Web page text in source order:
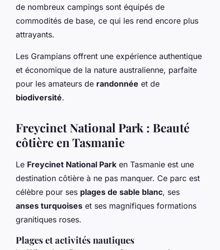
de nombreux campings sont équipés de
commodités de base, ce qui les rend encore plus
attrayants.
Les Grampians offrent une expérience authentique
et économique de la nature australienne, parfaite
pour les amateurs de randonnée et de
biodiversité.
Freycinet National Park : Beauté
côtière en Tasmanie
Le Freycinet National Park en Tasmanie est une
destination côtière à ne pas manquer. Ce parc est
célèbre pour ses plages de sable blanc, ses
anses turquoises et ses magnifiques formations
granitiques roses.
Plages et activités nautiques